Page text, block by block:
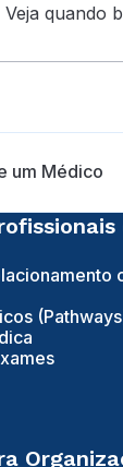
Veja quando
um Médico